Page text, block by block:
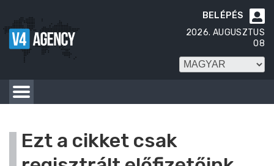

BELÉPÉS
2026. AUGUSZTUS
08
Ezt a cikket csak